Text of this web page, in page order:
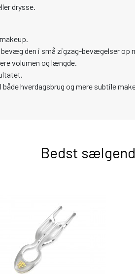
drysse.
den i små zigzag-bevægelser
volumen og længde.
både hverdagsbrug og mere subtile
Bedst